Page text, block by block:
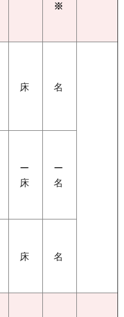
※
床 名
ー
床
ー
名
床 名